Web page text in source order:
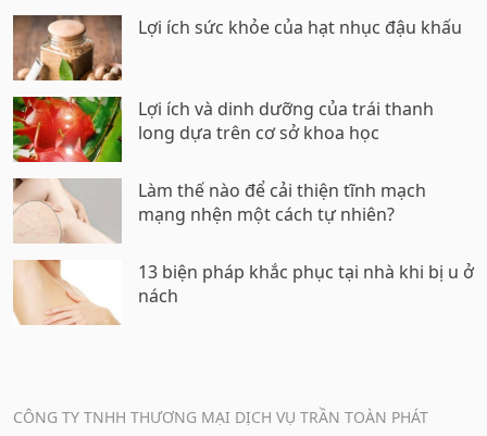
Lợi ích sức khỏe của hạt nhục đậu khấu
Lợi ích và dinh dưỡng của trái thanh
long dựa trên cơ sở khoa học
Làm thế nào để cải thiện tĩnh mạch
mạng nhện một cách tự nhiên?
13 biện pháp khắc phục tại nhà khi bị u ở
nách
CÔNG TY TNHH THƯƠNG MẠI DỊCH VỤ TRẦN TOÀN PHÁT